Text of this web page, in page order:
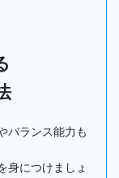
バランス能力も
身につけましょ